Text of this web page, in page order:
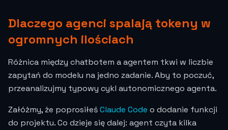
Dlaczego agenci spalają tokeny w
ogromnych ilościach
Różnica między chatbotem a agentem tkwi w liczbie
zapytań do modelu na jedno zadanie. Aby to poczuć,
przeanalizujmy typowy cykl autonomicznego agenta.
Załóżmy, że poprosiłeśClaude Code o dodanie funkcji
do projektu. Co dzieje się dalej: agent czyta kilka